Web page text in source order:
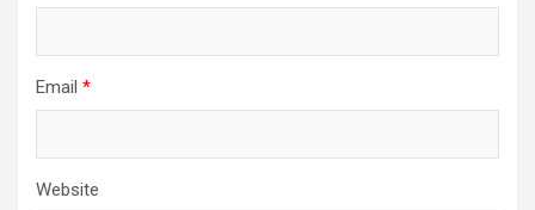
Email *
Website